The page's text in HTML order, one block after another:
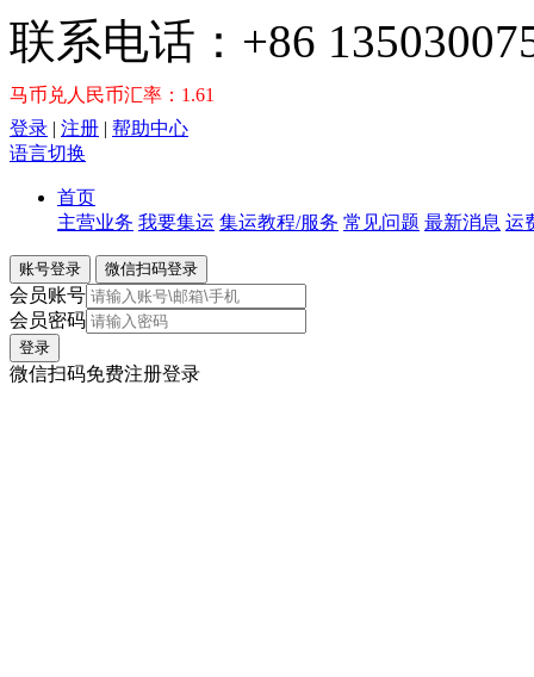
联系电话：+86
马币兑人民币汇率：1.61
登录 | 注册 | 帮助中心
语言切换
首页
主营业务 我要集运 集运教程/服务 常见问题 最新消息 运
账号登录 微信扫码登录
会员账号
会员密码
微信扫码免费注册登录